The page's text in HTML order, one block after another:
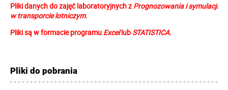
Pliki danych do zajęć laboratoryjnych z Prognozowania i symulacji
w transporcie lotniczym.
Pliki są w formacie programu Excellub STATISTICA.
Pliki do pobrania